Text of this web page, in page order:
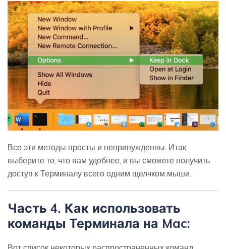
Все эти методы просты и непринужденны. Итак,
выберите то, что вам удобнее, и вы сможете получить
доступ к Терминалу всего одним щелчком мыши.
Часть 4. Как использовать
команды Терминала на Mac: